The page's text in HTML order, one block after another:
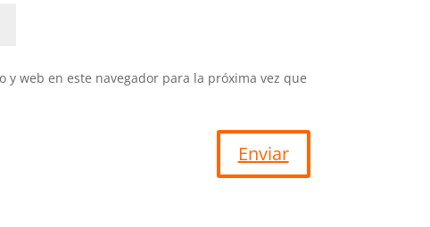
web en este navegador para la próxima vez que
Enviar